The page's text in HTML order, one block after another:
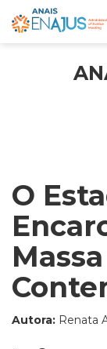
O
Autora: Renata